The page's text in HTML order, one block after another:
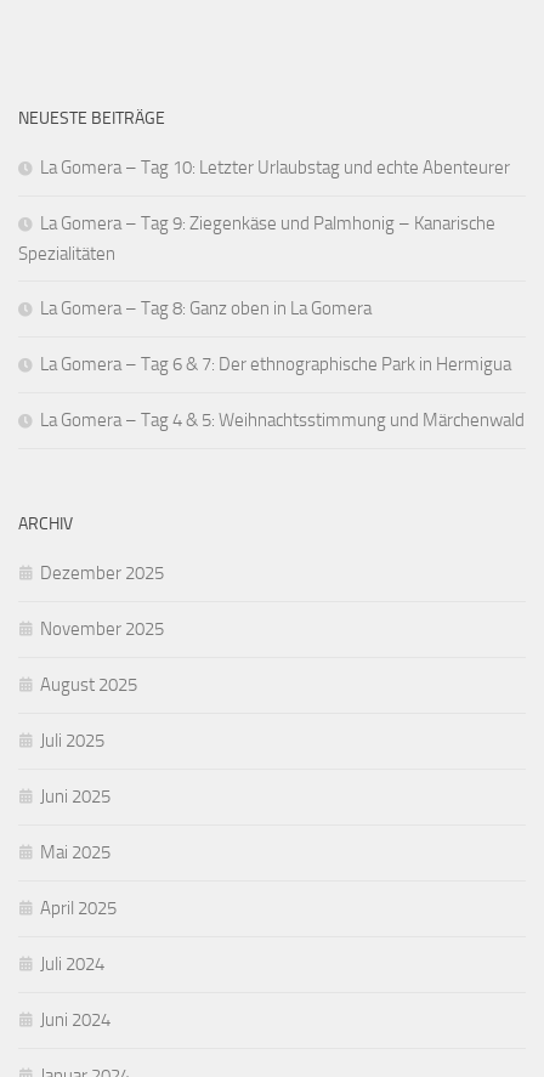
NEUESTE BEITRÄGE
La Gomera – Tag 10: Letzter Urlaubstag und echte Abenteurer
La Gomera – Tag 9: Ziegenkäse und Palmhonig – Kanarische
Spezialitäten
La Gomera – Tag 8: Ganz oben in La Gomera
La Gomera – Tag 6 & 7: Der ethnographische Park in Hermigua
La Gomera – Tag 4 & 5: Weihnachtsstimmung und Märchenwald
ARCHIV
Dezember 2025
November 2025
August 2025
Juli 2025
Juni 2025
Mai 2025
April 2025
Juli 2024
Juni 2024